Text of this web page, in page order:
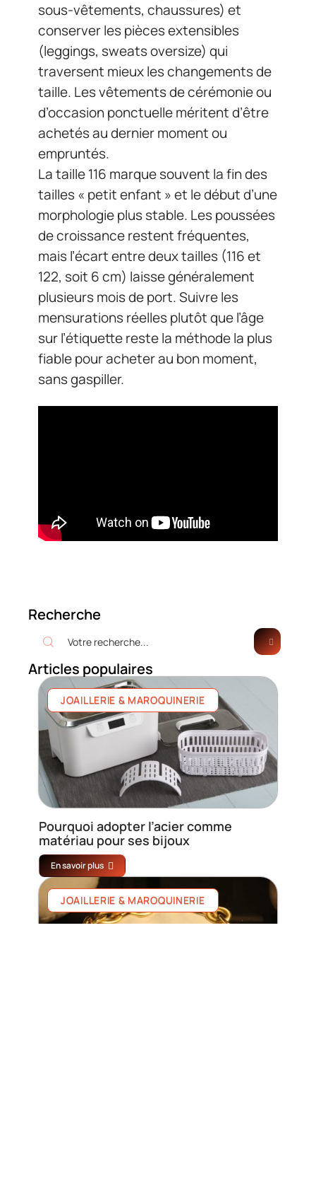
sous-vêtements, chaussures) et
conserver les pièces extensibles
(leggings, sweats oversize) qui
traversent mieux les changements de
taille. Les vêtements de cérémonie ou
d’occasion ponctuelle méritent d’être
achetés au dernier moment ou
empruntés.
La taille 116 marque souvent la fin des
tailles « petit enfant » et le début d’une
morphologie plus stable. Les poussées
de croissance restent fréquentes,
mais l’écart entre deux tailles (116 et
122, soit 6 cm) laisse généralement
plusieurs mois de port. Suivre les
mensurations réelles plutôt que l’âge
sur l’étiquette reste la méthode la plus
fiable pour acheter au bon moment,
sans gaspiller.
Recherche
Articles populaires
JOAILLERIE & MAROQUINERIE
Pourquoi adopter l’acier comme
matériau pour ses bijoux
En savoir plus
JOAILLERIE & MAROQUINERIE